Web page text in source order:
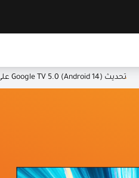
تحديث Google TV 5.0 (Android 14) على أجهزة Google TV الخاصة بنا